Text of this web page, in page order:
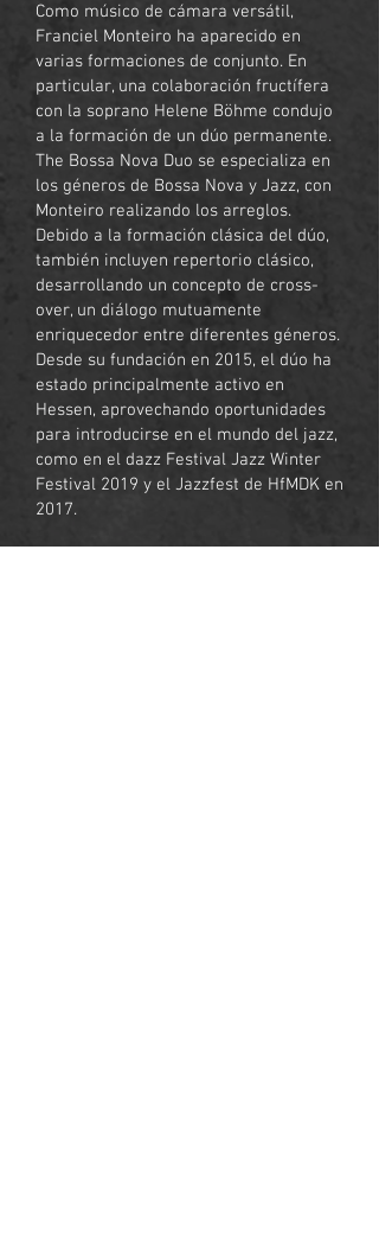
Como músico de cámara versátil,
Franciel Monteiro ha aparecido en
varias formaciones de conjunto. En
particular, una colaboración fructífera
con la soprano Helene Böhme condujo
a la formación de un dúo permanente.
The Bossa Nova Duo se especializa en
los géneros de Bossa Nova y Jazz, con
Monteiro realizando los arreglos.
Debido a la formación clásica del dúo,
también incluyen repertorio clásico,
desarrollando un concepto de cross-
over, un diálogo mutuamente
enriquecedor entre diferentes géneros.
Desde su fundación en 2015, el dúo ha
estado principalmente activo en
Hessen, aprovechando oportunidades
para introducirse en el mundo del jazz,
como en el dazz Festival Jazz Winter
Festival 2019 y el Jazzfest de HfMDK en
2017.